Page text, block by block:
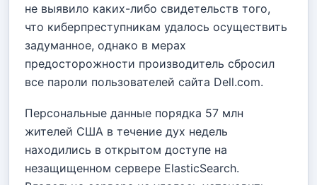
не выявило каких-либо свидетельств того,
что киберпреступникам удалось осуществить
задуманное, однако в мерах
предосторожности производитель сбросил
все пароли пользователей сайта Dell.com.
Персональные данные порядка 57 млн
жителей США в течение дух недель
находились в открытом доступе на
незащищенном сервере ElasticSearch.